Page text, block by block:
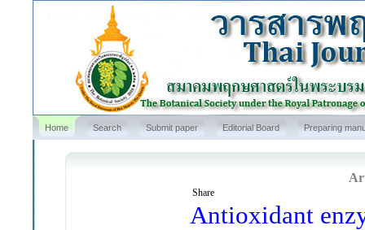
Home Search Submit paper Editorial Board Preparing
Share
Antioxidant